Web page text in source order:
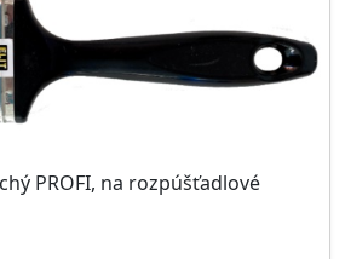
PROFI, na rozpúšťadlové